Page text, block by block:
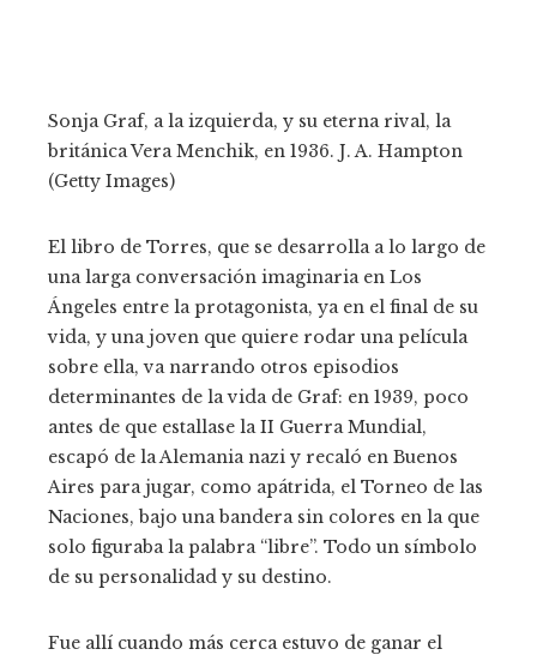
Sonja Graf, a la izquierda, y su eterna rival, la
británica Vera Menchik, en 1936. J. A. Hampton
(Getty Images)
El libro de Torres, que se desarrolla a lo largo de
una larga conversación imaginaria en Los
Ángeles entre la protagonista, ya en el final de su
vida, y una joven que quiere rodar una película
sobre ella, va narrando otros episodios
determinantes de la vida de Graf: en 1939, poco
antes de que estallase la II Guerra Mundial,
escapó de la Alemania nazi y recaló en Buenos
Aires para jugar, como apátrida, el Torneo de las
Naciones, bajo una bandera sin colores en la que
solo figuraba la palabra “libre”. Todo un símbolo
de su personalidad y su destino.
Fue allí cuando más cerca estuvo de ganar el